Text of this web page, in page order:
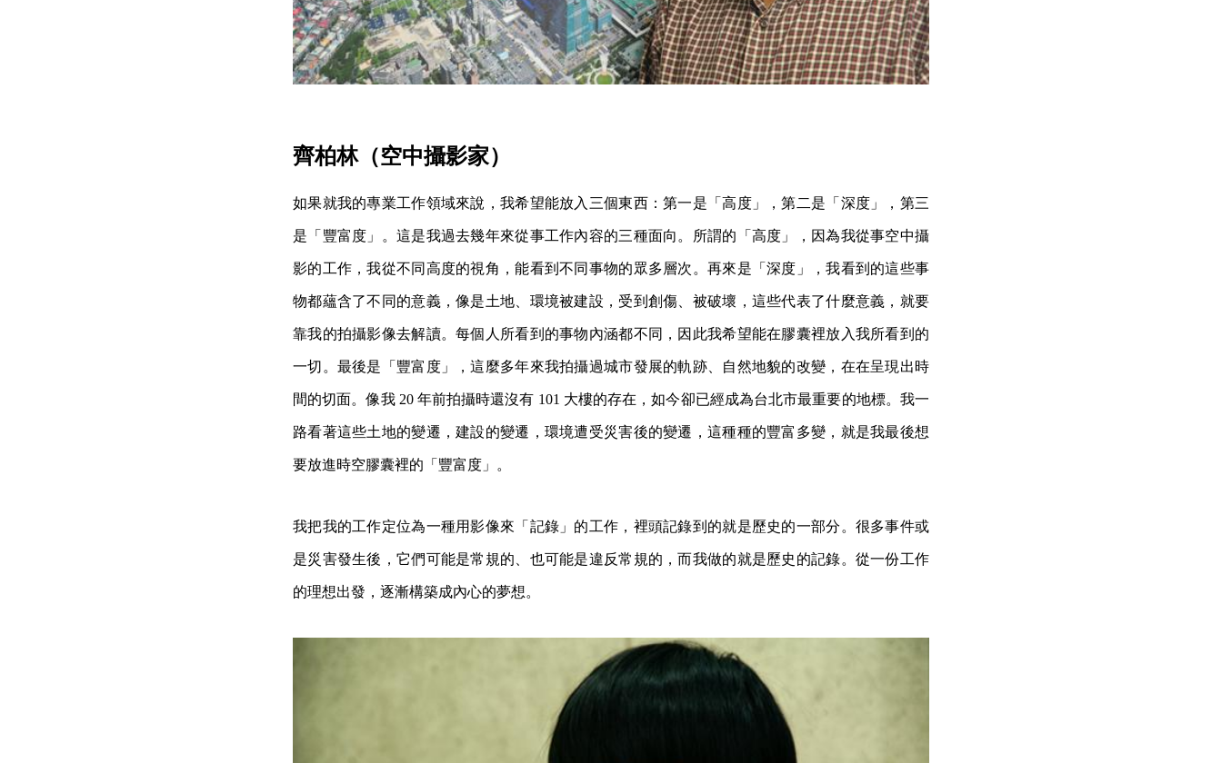
齊柏林（空中攝影家）
如果就我的專業工作領域來說，我希望能放入三個東西：第一是「高度」，第二是「深度」，第三
是「豐富度」。這是我過去幾年來從事工作內容的三種面向。所謂的「高度」，因為我從事空中攝
影的工作，我從不同高度的視角，能看到不同事物的眾多層次。再來是「深度」，我看到的這些事
物都蘊含了不同的意義，像是土地、環境被建設，受到創傷、被破壞，這些代表了什麼意義，就要
靠我的拍攝影像去解讀。每個人所看到的事物內涵都不同，因此我希望能在膠囊裡放入我所看到的
一切。最後是「豐富度」，這麼多年來我拍攝過城市發展的軌跡、自然地貌的改變，在在呈現出時
間的切面。像我 20 年前拍攝時還沒有 101 大樓的存在，如今卻已經成為台北市最重要的地標。我一
路看著這些土地的變遷，建設的變遷，環境遭受災害後的變遷，這種種的豐富多變，就是我最後想
要放進時空膠囊裡的「豐富度」。
我把我的工作定位為一種用影像來「記錄」的工作，裡頭記錄到的就是歷史的一部分。很多事件或
是災害發生後，它們可能是常規的、也可能是違反常規的，而我做的就是歷史的記錄。從一份工作
的理想出發，逐漸構築成內心的夢想。